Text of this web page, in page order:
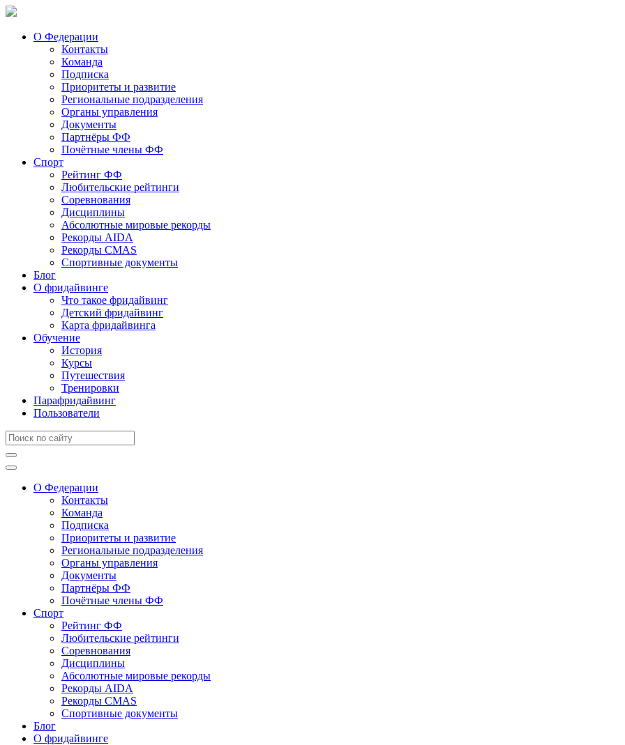
О Федерации
Контакты
Команда
Подписка
Приоритеты и развитие
Региональные подразделения
Органы управления
Документы
Партнёры ФФ
Почётные члены ФФ
Спорт
Рейтинг ФФ
Любительские рейтинги
Соревнования
Дисциплины
Абсолютные мировые рекорды
Рекорды AIDA
Рекорды CMAS
Спортивные документы
Блог
О фридайвинге
Что такое фридайвинг
Детский фридайвинг
Карта фридайвинга
Обучение
История
Курсы
Путешествия
Тренировки
Парафридайвинг
Пользователи
О Федерации
Контакты
Команда
Подписка
Приоритеты и развитие
Региональные подразделения
Органы управления
Документы
Партнёры ФФ
Почётные члены ФФ
Спорт
Рейтинг ФФ
Любительские рейтинги
Соревнования
Дисциплины
Абсолютные мировые рекорды
Рекорды AIDA
Рекорды CMAS
Спортивные документы
Блог
О фридайвинге